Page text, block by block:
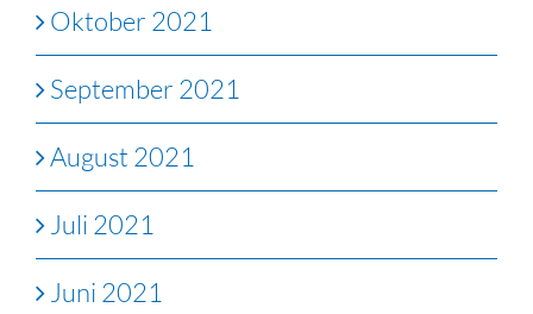
Oktober 2021
September 2021
August 2021
Juli 2021
Juni 2021